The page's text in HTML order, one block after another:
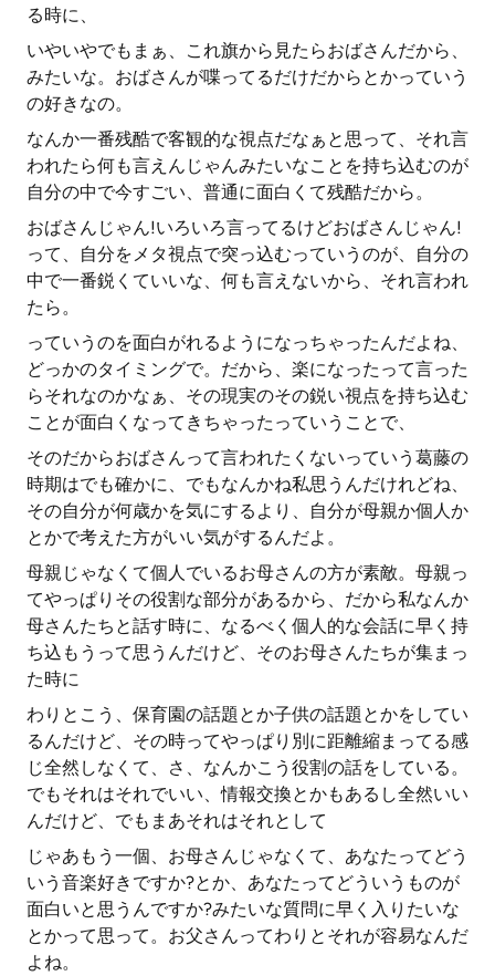
る時に、
いやいやでもまぁ、これ旗から見たらおばさんだから、
みたいな。おばさんが喋ってるだけだからとかっていう
の好きなの。
なんか一番残酷で客観的な視点だなぁと思って、それ言
われたら何も言えんじゃんみたいなことを持ち込むのが
自分の中で今すごい、普通に面白くて残酷だから。
おばさんじゃん!いろいろ言ってるけどおばさんじゃん!
って、自分をメタ視点で突っ込むっていうのが、自分の
中で一番鋭くていいな、何も言えないから、それ言われ
たら。
っていうのを面白がれるようになっちゃったんだよね、
どっかのタイミングで。だから、楽になったって言った
らそれなのかなぁ、その現実のその鋭い視点を持ち込む
ことが面白くなってきちゃったっていうことで、
そのだからおばさんって言われたくないっていう葛藤の
時期はでも確かに、でもなんかね私思うんだけれどね、
その自分が何歳かを気にするより、自分が母親か個人か
とかで考えた方がいい気がするんだよ。
母親じゃなくて個人でいるお母さんの方が素敵。母親っ
てやっぱりその役割な部分があるから、だから私なんか
母さんたちと話す時に、なるべく個人的な会話に早く持
ち込もうって思うんだけど、そのお母さんたちが集まっ
た時に
わりとこう、保育園の話題とか子供の話題とかをしてい
るんだけど、その時ってやっぱり別に距離縮まってる感
じ全然しなくて、さ、なんかこう役割の話をしている。
でもそれはそれでいい、情報交換とかもあるし全然いい
んだけど、でもまあそれはそれとして
じゃあもう一個、お母さんじゃなくて、あなたってどう
いう音楽好きですか?とか、あなたってどういうものが
面白いと思うんですか?みたいな質問に早く入りたいな
とかって思って。お父さんってわりとそれが容易なんだ
よね。